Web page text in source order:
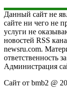
Данный сайт не
сайте ни чего не
услуги не
новостей RSS
newsru.com.
ответственность
Администрация
Сайт от bmb2 @